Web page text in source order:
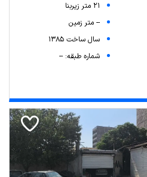
21 متر زیربنا
-- متر زمین
سال ساخت 1385
شماره طبقه: --